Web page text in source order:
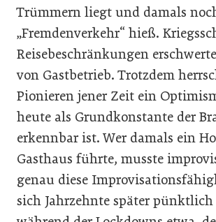
Trümmern liegt und damals
„Fremdenverkehr“ hieß.
Reisebeschränkungen
von Gastbetrieb. Trotzdem
Pionieren jener Zeit ein
heute als Grundkonstante der
erkennbar ist. Wer damals ein
Gasthaus führte, musste
genau diese
sich Jahrzehnte später